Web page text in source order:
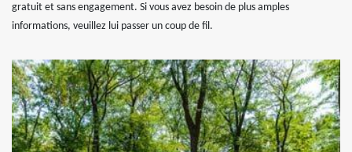
gratuit et sans engagement. Si vous avez besoin de plus amples
informations, veuillez lui passer un coup de fil.